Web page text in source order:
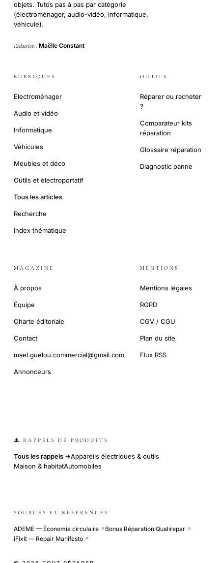
objets. Tutos pas à pas par catégorie
(électroménager, audio-vidéo, informatique,
véhicule).
Rédaction : Maëlle Constant
RUBRIQUES
Électroménager
Audio et vidéo
Informatique
Véhicules
Meubles et déco
Outils et électroportatif
Tous les articles
Recherche
Index thématique
OUTILS
Réparer ou racheter
?
Comparateur kits
réparation
Glossaire réparation
Diagnostic panne
MAGAZINE
À propos
Équipe
Charte éditoriale
Contact
mael.guelou.commercial@gmail.com
Annonceurs
MENTIONS
Mentions légales
RGPD
CGV / CGU
Plan du site
Flux RSS
⚠️ RAPPELS DE PRODUITS
Tous les rappels →Appareils électriques & outils
Maison & habitatAutomobiles
SOURCES ET RÉFÉRENCES
ADEME — Économie circulaire ↗ Bonus Réparation Qualirepar ↗
iFixit — Repair Manifesto ↗